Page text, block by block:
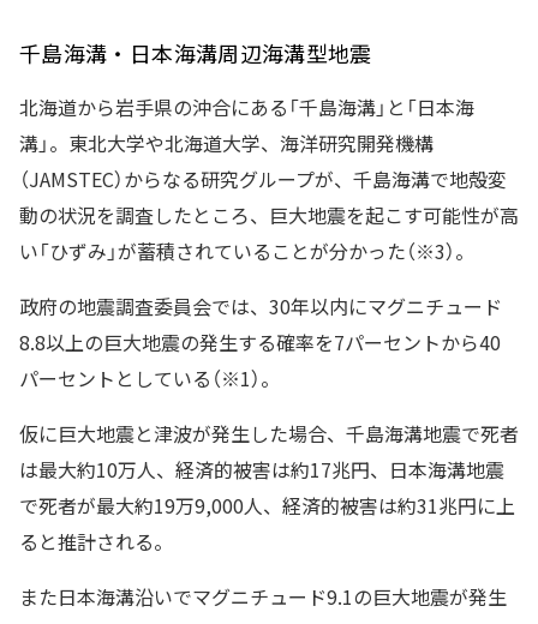
千島海溝・日本海溝周辺海溝型地震
北海道から岩手県の沖合にある「千島海溝」と「日本海
溝」。東北大学や北海道大学、海洋研究開発機構
（JAMSTEC）からなる研究グループが、千島海溝で地殻変
動の状況を調査したところ、巨大地震を起こす可能性が高
い「ひずみ」が蓄積されていることが分かった（※3）。
政府の地震調査委員会では、30年以内にマグニチュード
8.8以上の巨大地震の発生する確率を7パーセントから40
パーセントとしている（※1）。
仮に巨大地震と津波が発生した場合、千島海溝地震で死者
は最大約10万人、経済的被害は約17兆円、日本海溝地震
で死者が最大約19万9,000人、経済的被害は約31兆円に上
ると推計される。
また日本海溝沿いでマグニチュード9.1の巨大地震が発生